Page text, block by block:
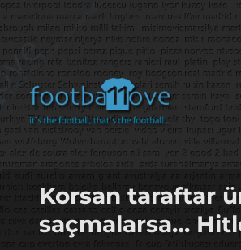
footbaLLove
Korsan taraftar
saçmalarsa…